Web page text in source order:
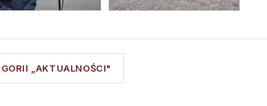
„AKTUALNOŚCI"